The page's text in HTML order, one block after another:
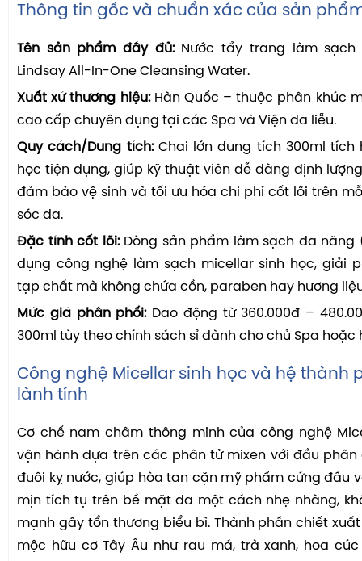
Thông tin gốc và chuẩn xác của sản
Tên sản phẩm đầy đủ:Nước tẩy trang làm sạch
Lindsay All-In-One Cleansing Water.
Xuất xứ thương hiệu:Hàn Quốc – thuộc phân khúc
cao cấp chuyên dụng tại các Spa và Viện da liễu.
Quy cách/Dung tích:Chai lớn dung tích 300ml tích
học tiện dụng, giúp kỹ thuật viên dễ dàng định
đảm bảo vệ sinh và tối ưu hóa chi phí cốt lõi trên
sóc da.
Đặc tính cốt lõi:Dòng sản phẩm làm sạch đa năng
dụng công nghệ làm sạch micellar sinh học, giải
tạp chất mà không chứa cồn, paraben hay hương
Mức giá phân phối:Dao động từ 360.000đ –
300ml tùy theo chính sách sỉ dành cho chủ Spa hoặc
Công nghệ Micellar sinh học và hệ thành
lành tính
Cơ chế nam châm thông minh của công nghệ
vận hành dựa trên các phân tử mixen với đầu
đuôi kỵ nước, giúp hòa tan cặn mỹ phẩm cứng đầu
mịn tích tụ trên bề mặt da một cách nhẹ nhàng,
mạnh gây tổn thương biểu bì. Thành phần chiết
mộc hữu cơ Tây Âu như rau má, trà xanh, hoa